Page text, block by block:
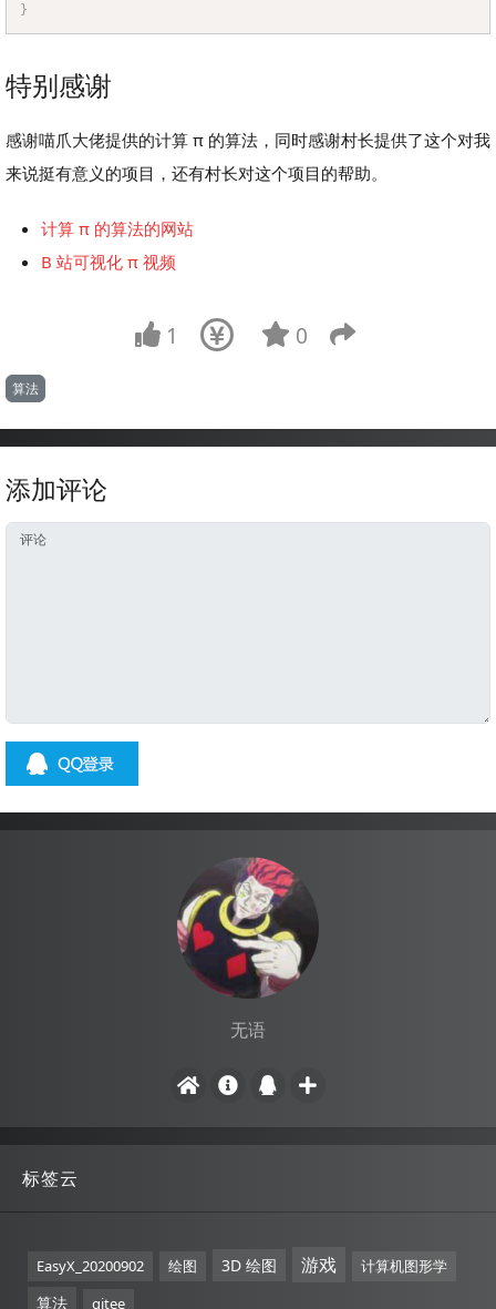
}
特别感谢
感谢喵爪大佬提供的计算 π 的算法，同时感谢村长提供了这个对我
来说挺有意义的项目，还有村长对这个项目的帮助。
计算 π 的算法的网站
B 站可视化 π 视频
1 0
算法
添加评论
无语
标签云
EasyX_20200902 绘图 3D 绘图 游戏 计算机图形学
算法 gitee